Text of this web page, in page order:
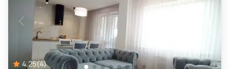
4.25(4)